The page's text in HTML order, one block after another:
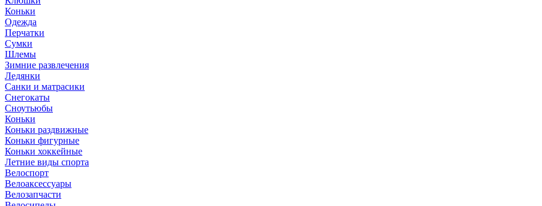
Коньки
Одежда
Перчатки
Сумки
Шлемы
Зимние развлечения
Ледянки
Санки и матрасики
Снегокаты
Сноутьюбы
Коньки
Коньки раздвижные
Коньки фигурные
Коньки хоккейные
Летние виды спорта
Велоспорт
Велоаксессуары
Велозапчасти